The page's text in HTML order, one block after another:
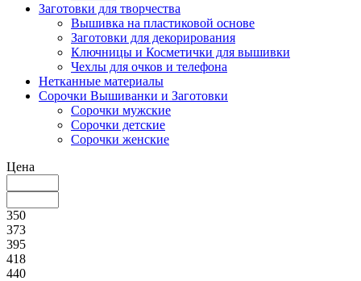
Заготовки для творчества
Вышивка на пластиковой основе
Заготовки для декорирования
Ключницы и Косметички для вышивки
Чехлы для очков и телефона
Нетканные материалы
Сорочки Вышиванки и Заготовки
Cорочки мужские
Сорочки детские
Сорочки женские
Цена
350
373
395
418
440